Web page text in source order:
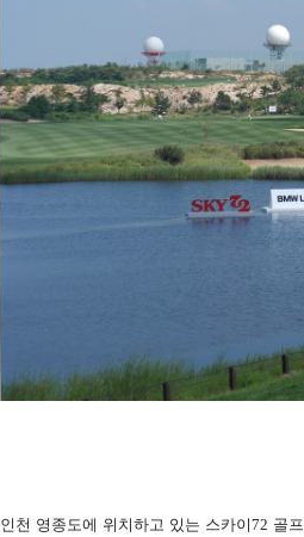
인천 영종도에 위치하고 있는 스카이72 골